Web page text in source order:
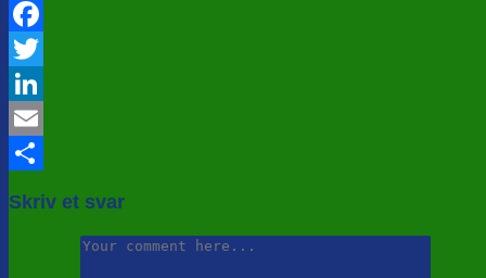
Facebook
Twitter
LinkedIn
Email
Skriv et svar